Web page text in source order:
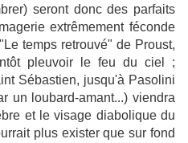
seront donc des parfaits
extrêmement féconde
temps retrouvé" de Proust,
pleuvoir le feu du ciel ;
Sébastien, jusqu'à Pasolini
un loubard-amant...) viendra
et le visage diabolique du
plus exister que sur fond